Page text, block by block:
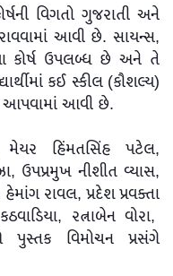
વિગતો ગુજરાતી અને
આવી છે. સાયન્સ,
કોર્ષ ઉપલબ્ધ છે અને તે
કઈ સ્કીલ (કૌશલ્ય)
આપવામાં આવી છે.
મેયર હિંમતસિંહ પટેલ,
ઉપપ્રમુખ નીશીત વ્યાસ,
રાવલ, પ્રદેશ પ્રવક્તા
રત્નાબેન વોરા,
પુસ્તક વિમોચન પ્રસંગે